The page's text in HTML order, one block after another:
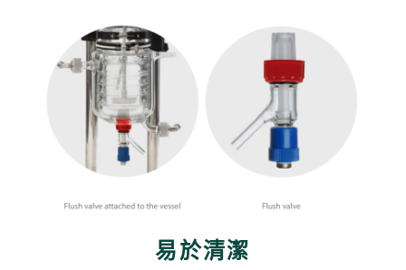
易於清潔